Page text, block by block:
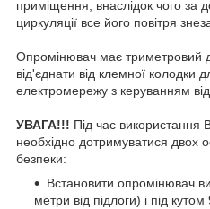
приміщення, внаслідок чого за
циркуляції все його повітря
Опромінювач має триметровий
від'єднати від клемної колодки
електромережу з керуванням
УВАГА!!! Під час використання
необхідно дотримуватися двох
безпеки:
Встановити опромінювач
метри від підлоги) і під кутом